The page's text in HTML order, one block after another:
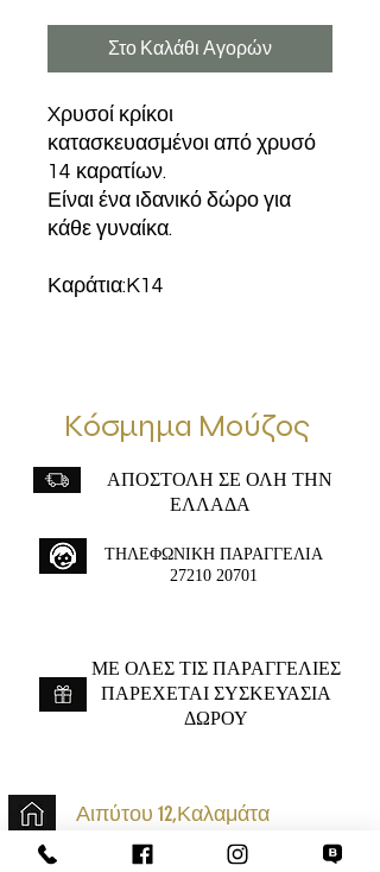
Στο Καλάθι Αγορών
Xρυσοί κρίκοι
κατασκευασμένοι από χρυσό
14 καρατίων.
Είναι ένα ιδανικό δώρο για
κάθε γυναίκα.
Καράτια:K14
Κόσμημα Μούζος
ΑΠΟΣΤΟΛΗ ΣΕ ΟΛΗ ΤΗΝ
ΕΛΛΑΔΑ
ΤΗΛΕΦΩΝΙΚΗ ΠΑΡΑΓΓΕΛΙΑ
27210 20701
ME ΟΛΕΣ ΤΙΣ ΠΑΡΑΓΓΕΛΙΕΣ
ΠΑΡΕΧΕΤΑΙ ΣΥΣΚΕΥΑΣΙΑ
ΔΩΡΟΥ
Αιπύτου 12,Καλαμάτα